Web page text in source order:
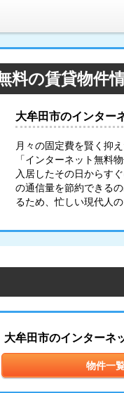
料の賃貸物件
大牟田市のインター
月々の固定費を賢く抑
「インターネット無料
入居したその日からす
の通信量を節約できる
るため、忙しい現代人
大牟田市のインターネ
物件一